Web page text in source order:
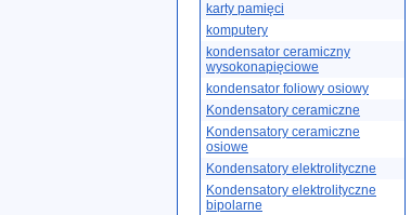
karty pamięci
komputery
kondensator ceramiczny
wysokonapięciowe
kondensator foliowy osiowy
Kondensatory ceramiczne
Kondensatory ceramiczne
osiowe
Kondensatory elektrolityczne
Kondensatory elektrolityczne
bipolarne